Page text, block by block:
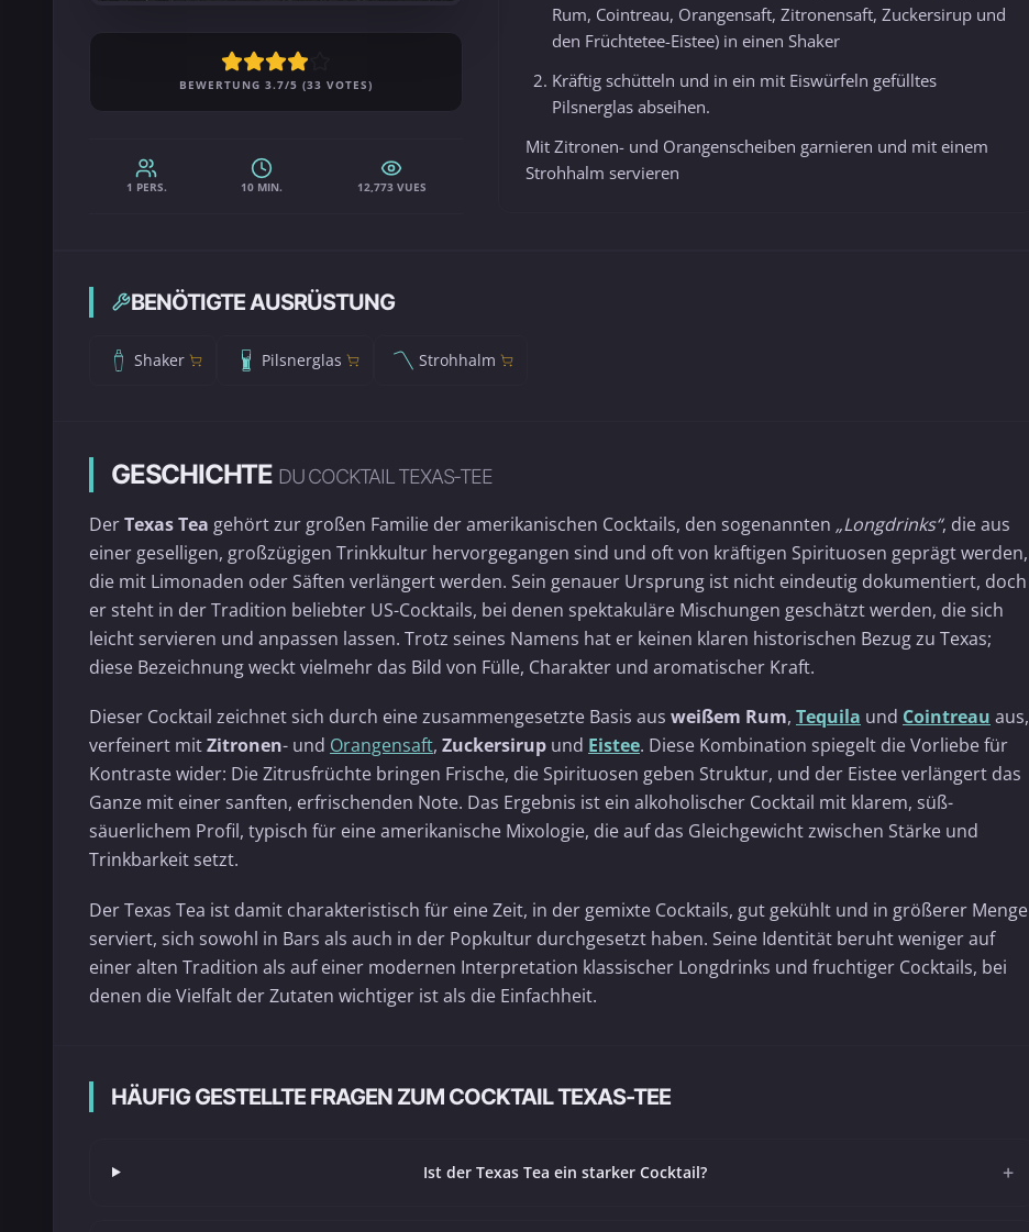
BEWERTUNG 3.7/5 (33 VOTES)
1 PERS. 10 MIN. 12,773 VUES
Rum, Cointreau, Orangensaft, Zitronensaft, Zuckersirup und
den Früchtetee-Eistee) in einen Shaker
Kräftig schütteln und in ein mit Eiswürfeln gefülltes
Pilsnerglas abseihen.
Mit Zitronen- und Orangenscheiben garnieren und mit einem
Strohhalm servieren
BENÖTIGTE AUSRÜSTUNG
Shaker Pilsnerglas Strohhalm
GESCHICHTE DU COCKTAIL TEXAS-TEE
DerTexas Tea gehört zur großen Familie der amerikanischen Cocktails, den sogenannten „Longdrinks“, die aus
einer geselligen, großzügigen Trinkkultur hervorgegangen sind und oft von kräftigen Spirituosen geprägt werden,
die mit Limonaden oder Säften verlängert werden. Sein genauer Ursprung ist nicht eindeutig dokumentiert, doch
er steht in der Tradition beliebter US-Cocktails, bei denen spektakuläre Mischungen geschätzt werden, die sich
leicht servieren und anpassen lassen. Trotz seines Namens hat er keinen klaren historischen Bezug zu Texas;
diese Bezeichnung weckt vielmehr das Bild von Fülle, Charakter und aromatischer Kraft.
Dieser Cocktail zeichnet sich durch eine zusammengesetzte Basis aus weißem Rum, Tequila und Cointreau aus,
verfeinert mitZitronen- und Orangensaft, Zuckersirup und Eistee. Diese Kombination spiegelt die Vorliebe für
Kontraste wider: Die Zitrusfrüchte bringen Frische, die Spirituosen geben Struktur, und der Eistee verlängert das
Ganze mit einer sanften, erfrischenden Note. Das Ergebnis ist ein alkoholischer Cocktail mit klarem, süß-
säuerlichem Profil, typisch für eine amerikanische Mixologie, die auf das Gleichgewicht zwischen Stärke und
Trinkbarkeit setzt.
Der Texas Tea ist damit charakteristisch für eine Zeit, in der gemixte Cocktails, gut gekühlt und in größerer Menge
serviert, sich sowohl in Bars als auch in der Popkultur durchgesetzt haben. Seine Identität beruht weniger auf
einer alten Tradition als auf einer modernen Interpretation klassischer Longdrinks und fruchtiger Cocktails, bei
denen die Vielfalt der Zutaten wichtiger ist als die Einfachheit.
HÄUFIG GESTELLTE FRAGEN ZUM COCKTAIL TEXAS-TEE
Ist der Texas Tea ein starker Cocktail? +